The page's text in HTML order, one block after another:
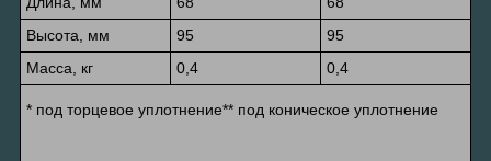
Высота, мм
95
95
Масса, кг
0,4 0,4
* под торцевое уплотнение** под коническое уплотнение